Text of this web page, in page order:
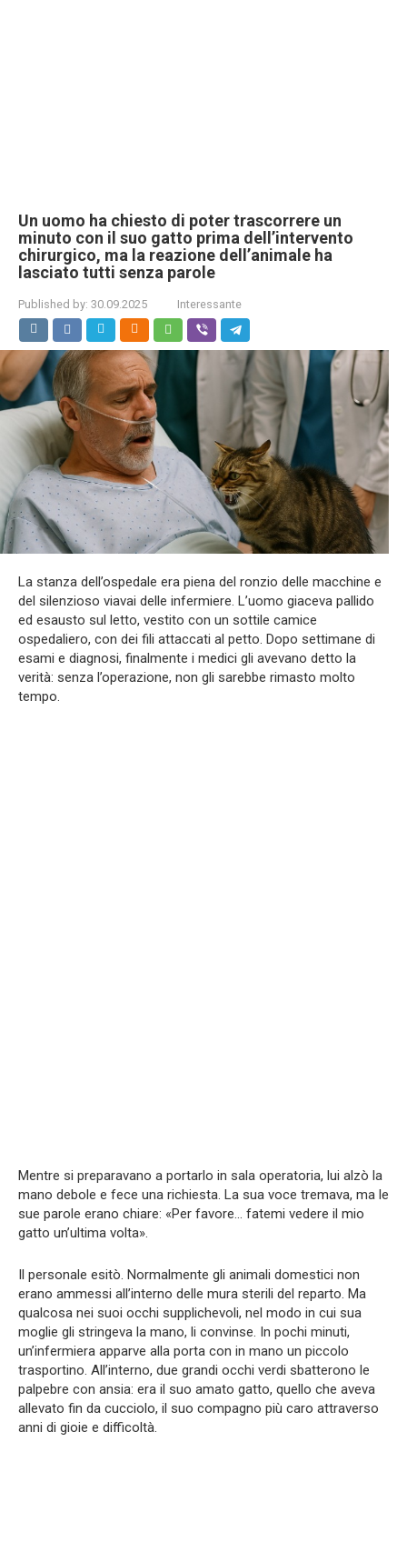
Un uomo ha chiesto di poter trascorrere un
minuto con il suo gatto prima dell’intervento
chirurgico, ma la reazione dell’animale ha
lasciato tutti senza parole
Published by: 30.09.2025 Interessante
La stanza dell’ospedale era piena del ronzio delle macchine e
del silenzioso viavai delle infermiere. L’uomo giaceva pallido
ed esausto sul letto, vestito con un sottile camice
ospedaliero, con dei fili attaccati al petto. Dopo settimane di
esami e diagnosi, finalmente i medici gli avevano detto la
verità: senza l’operazione, non gli sarebbe rimasto molto
tempo.
Mentre si preparavano a portarlo in sala operatoria, lui alzò la
mano debole e fece una richiesta. La sua voce tremava, ma le
sue parole erano chiare: «Per favore… fatemi vedere il mio
gatto un’ultima volta».
Il personale esitò. Normalmente gli animali domestici non
erano ammessi all’interno delle mura sterili del reparto. Ma
qualcosa nei suoi occhi supplichevoli, nel modo in cui sua
moglie gli stringeva la mano, li convinse. In pochi minuti,
un’infermiera apparve alla porta con in mano un piccolo
trasportino. All’interno, due grandi occhi verdi sbatterono le
palpebre con ansia: era il suo amato gatto, quello che aveva
allevato fin da cucciolo, il suo compagno più caro attraverso
anni di gioie e difficoltà.